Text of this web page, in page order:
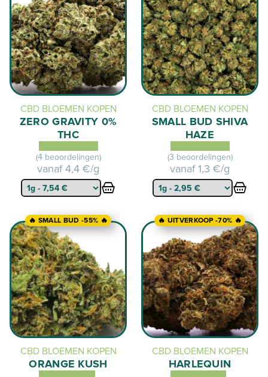
CBD BLOEMEN KOPEN
ZERO GRAVITY 0%
THC
(4 beoordelingen)
vanaf4,4 €/g
CBD BLOEMEN KOPEN
SMALL BUD SHIVA
HAZE
(3 beoordelingen)
vanaf1,3 €/g
🔥 SMALL BUD -55% 🔥
CBD BLOEMEN KOPEN
ORANGE KUSH
🔥 UITVERKOOP -70% 🔥
CBD BLOEMEN KOPEN
HARLEQUIN